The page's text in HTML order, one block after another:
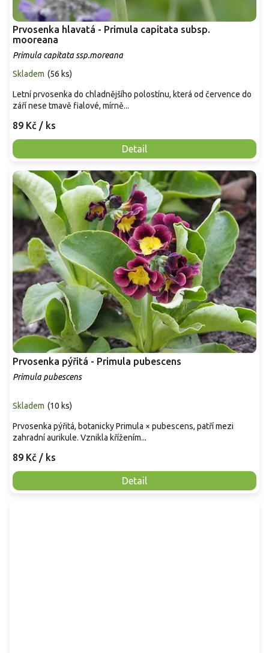
Prvosenka hlavatá - Primula capitata subsp.
mooreana
Primula capitata ssp.moreana
Skladem (56 ks)
89 Kč / ks
Detail
Letní prvosenka do chladnějšího polostínu, která od července do
září nese tmavě fialové, mírně...
Prvosenka pýřitá - Primula pubescens
Primula pubescens
Skladem (10 ks)
89 Kč / ks
Detail
Prvosenka pýřitá, botanicky Primula × pubescens, patří mezi
zahradní aurikule. Vznikla křížením...